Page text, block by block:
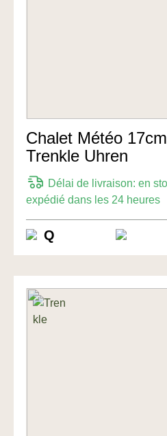
Chalet Météo
Trenkle Uhren
Délai de livraison: en
expédié dans les 24 heures
Q